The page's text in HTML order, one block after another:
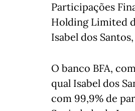
Participações
Holding Limited
Isabel dos
O banco BFA,
qual Isabel dos
com 99,9% de